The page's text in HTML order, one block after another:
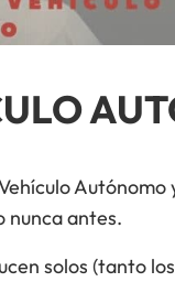
nunca antes.
solos (tanto